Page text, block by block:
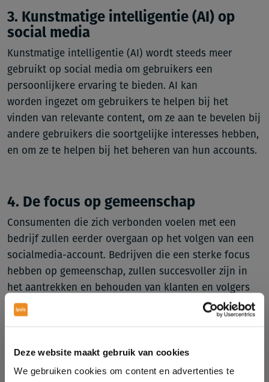
Deze website maakt gebruik van cookies
We gebruiken cookies om content en advertenties te
3. Kunstmatige intelligentie (AI) op
social media
Kunstmatige intelligentie (AI) wordt steeds meer
gebruikt op social media om gebruikers een
persoonlijkere ervaring te bieden. AI kan
worden ingezet om gebruikers te helpen bij het
vinden van relevante content, om ze aan te bevelen bij
andere gebruikers die soortgelijke interesses hebben,
en om ze te helpen bij het beheren van hun accounts.
4. De focus op gemeenschap
Consumenten die zich verbonden voelen met een
bedrijf zullen eerder overgaan op het volgen van een
socialmedia-account. Bedrijven die een sterke focus
hebben op gemeenschap, zullen succesvoller zijn in
het aantrekken en behouden van klanten en volgers
op social media. In 2024 zullen we zien dat bedrijven
nog meer inzetten op het creëren van een gevoel van